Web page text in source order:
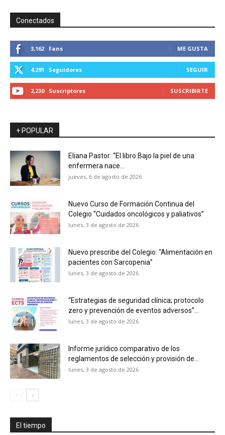
Conectados
3,162 Fans ME GUSTA
4,291 Seguidores SEGUIR
2,230 Suscriptores SUSCRIBIRTE
+ POPULAR
Eliana Pastor: “El libro Bajo la piel de una
enfermera nace...
jueves, 6 de agosto de 2026
Nuevo Curso de Formación Continua del
Colegio “Cuidados oncológicos y paliativos”
lunes, 3 de agosto de 2026
Nuevo prescribe del Colegio: “Alimentación en
pacientes con Sarcopenia”
lunes, 3 de agosto de 2026
“Estrategias de seguridad clínica; protocolo
zero y prevención de eventos adversos”...
lunes, 3 de agosto de 2026
Informe jurídico comparativo de los
reglamentos de selección y provisión de...
lunes, 3 de agosto de 2026
El tiempo